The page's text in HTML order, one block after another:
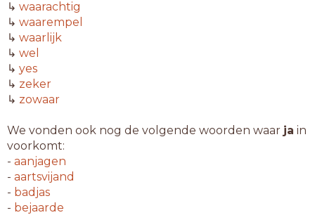
↳ waarachtig
↳ waarempel
↳ waarlijk
↳ wel
↳ yes
↳ zeker
↳ zowaar
We vonden ook nog de volgende woorden waar ja in
voorkomt:
- aanjagen
- aartsvijand
- badjas
- bejaarde